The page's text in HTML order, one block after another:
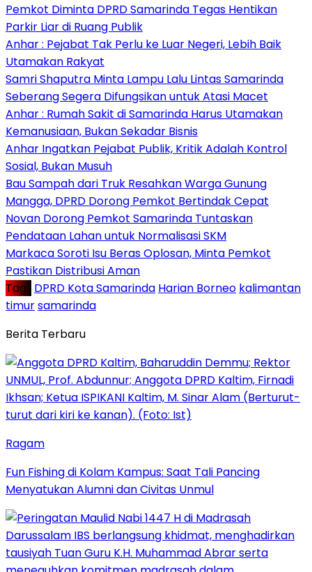
Pemkot Diminta DPRD Samarinda Tegas Hentikan
Parkir Liar di Ruang Publik
Anhar : Pejabat Tak Perlu ke Luar Negeri, Lebih Baik
Utamakan Rakyat
Samri Shaputra Minta Lampu Lalu Lintas Samarinda
Seberang Segera Difungsikan untuk Atasi Macet
Anhar : Rumah Sakit di Samarinda Harus Utamakan
Kemanusiaan, Bukan Sekadar Bisnis
Anhar Ingatkan Pejabat Publik, Kritik Adalah Kontrol
Sosial, Bukan Musuh
Bau Sampah dari Truk Resahkan Warga Gunung
Mangga, DPRD Dorong Pemkot Bertindak Cepat
Novan Dorong Pemkot Samarinda Tuntaskan
Pendataan Lahan untuk Normalisasi SKM
Markaca Soroti Isu Beras Oplosan, Minta Pemkot
Pastikan Distribusi Aman
Tag : DPRD Kota Samarinda Harian Borneo kalimantan
timursamarinda
Berita Terbaru
Ragam
Fun Fishing di Kolam Kampus: Saat Tali Pancing
Menyatukan Alumni dan Civitas Unmul